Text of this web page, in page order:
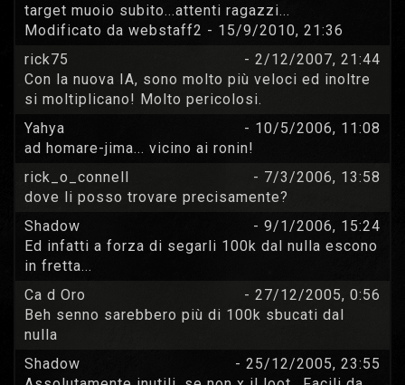
target muoio subito...attenti ragazzi...
Modificato da webstaff2 - 15/9/2010, 21:36
rick75
- 2/12/2007, 21:44
Con la nuova IA, sono molto più veloci ed inoltre
si moltiplicano! Molto pericolosi.
Yahya
- 10/5/2006, 11:08
ad homare-jima... vicino ai ronin!
rick_o_connell
- 7/3/2006, 13:58
dove li posso trovare precisamente?
Shadow
- 9/1/2006, 15:24
Ed infatti a forza di segarli 100k dal nulla escono
in fretta...
Ca d Oro
- 27/12/2005, 0:56
Beh senno sarebbero più di 100k sbucati dal
nulla
Shadow
- 25/12/2005, 23:55